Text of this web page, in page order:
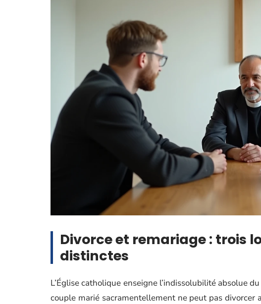
Divorce et remariage : trois
distinctes
L’Église catholique enseigne l’indissolubilité absolue
couple marié sacramentellement ne peut pas divorcer